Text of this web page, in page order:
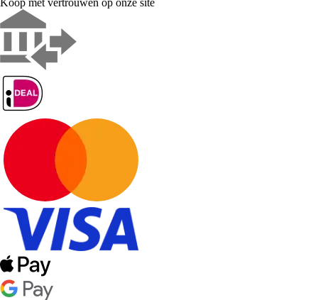
Koop met vertrouwen op onze site